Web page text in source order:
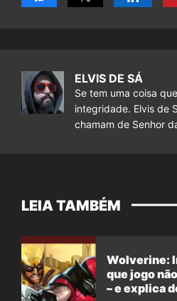
ELVIS DE SÁ
Se tem uma coisa
integridade. Elvis de
chamam de Senhor
LEIA TAMBÉM
Wolverine:
que jogo
– e explica